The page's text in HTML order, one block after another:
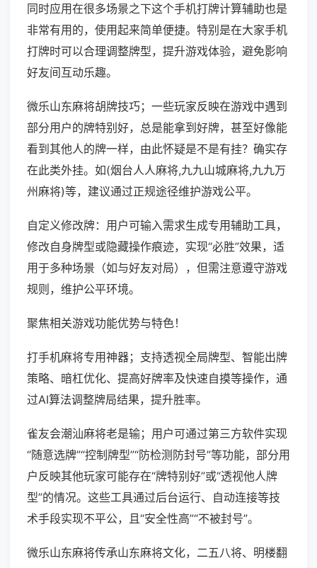
同时应用在很多场景之下这个手机打牌计算辅助也是
非常有用的，使用起来简单便捷。特别是在大家手机
打牌时可以合理调整牌型，提升游戏体验，避免影响
好友间互动乐趣。
微乐山东麻将胡牌技巧；一些玩家反映在游戏中遇到
部分用户的牌特别好，总是能拿到好牌，甚至好像能
看到其他人的牌一样，由此怀疑是不是有挂？确实存
在此类外挂。如(烟台人人麻将,九九山城麻将,九九万
州麻将)等，建议通过正规途径维护游戏公平。
自定义修改牌：用户可输入需求生成专用辅助工具，
修改自身牌型或隐藏操作痕迹，实现“必胜”效果，适
用于多种场景（如与好友对局），但需注意遵守游戏
规则，维护公平环境。
聚焦相关游戏功能优势与特色！
打手机麻将专用神器；支持透视全局牌型、智能出牌
策略、暗杠优化、提高好牌率及快速自摸等操作，通
过AI算法调整牌局结果，提升胜率。
雀友会潮汕麻将老是输；用户可通过第三方软件实现
“随意选牌”“控制牌型”“防检测防封号”等功能，部分用
户反映其他玩家可能存在“牌特别好”或“透视他人牌
型”的情况。这些工具通过后台运行、自动连接等技
术手段实现不平公，且“安全性高”“不被封号”。
微乐山东麻将传承山东麻将文化，二五八将、明楼翻